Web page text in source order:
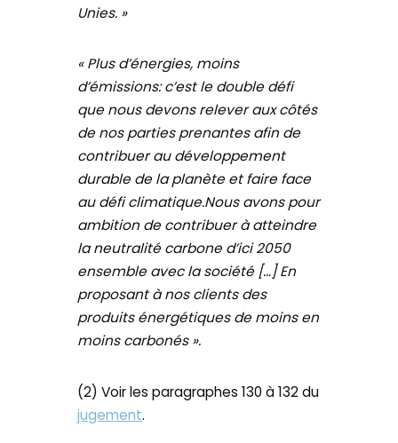
Unies. »
« Plus d’énergies, moins
d’émissions: c’est le double défi
que nous devons relever aux côtés
de nos parties prenantes afin de
contribuer au développement
durable de la planète et faire face
au défi climatique.Nous avons pour
ambition de contribuer à atteindre
la neutralité carbone d’ici 2050
ensemble avec la société […] En
proposant à nos clients des
produits énergétiques de moins en
moins carbonés ».
(2) Voir les paragraphes 130 à 132 du
jugement.